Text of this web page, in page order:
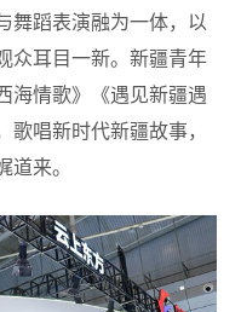
舞蹈表演融为一体，以
众耳目一新。新疆青年
海情歌》《遇见新疆遇
唱新时代新疆故事，
来。